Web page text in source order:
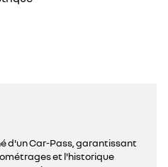
d'un Car-Pass, garantissant
et l'historique